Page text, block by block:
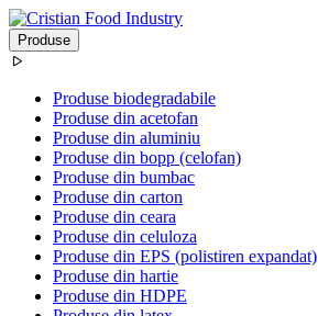
Produse
Produse biodegradabile
Produse din acetofan
Produse din aluminiu
Produse din bopp (celofan)
Produse din bumbac
Produse din carton
Produse din ceara
Produse din celuloza
Produse din EPS (polistiren expandat)
Produse din hartie
Produse din HDPE